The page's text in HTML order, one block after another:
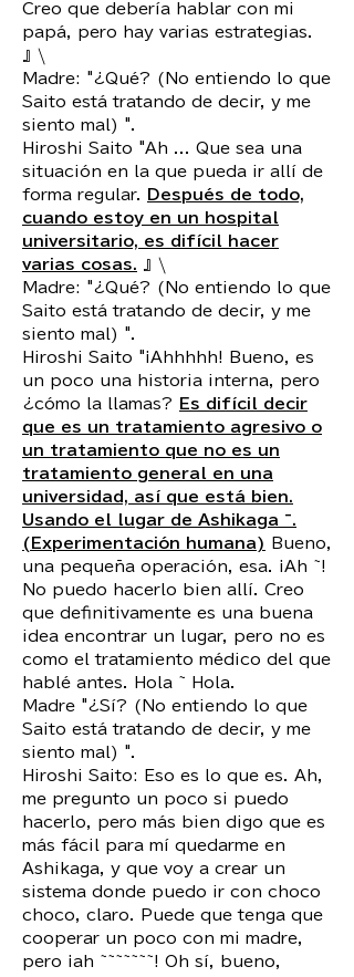
Creo que debería hablar con mi
papá, pero hay varias estrategias.
』\
Madre: "¿Qué? (No entiendo lo que
Saito está tratando de decir, y me
siento mal) ".
Hiroshi Saito "Ah ... Que sea una
situación en la que pueda ir allí de
forma regular.
Después de todo,
cuando estoy en un hospital
universitario, es difícil hacer
varias cosas. 』\
Madre: "¿Qué? (No entiendo lo que
Saito está tratando de decir, y me
siento mal) ".
Hiroshi Saito "¡Ahhhhh! Bueno, es
un poco una historia interna, pero
¿cómo la llamas?
Es difícil decir
que es un tratamiento agresivo o
un tratamiento que no es un
tratamiento general en una
universidad, así que está bien.
Usando el lugar de Ashikaga ~.
(Experimentación humana)
Bueno,
una pequeña operación, esa. ¡Ah ~!
No puedo hacerlo bien allí. Creo
que definitivamente es una buena
idea encontrar un lugar, pero no es
como el tratamiento médico del que
hablé antes. Hola ~ Hola.
Madre "¿Sí? (No entiendo lo que
Saito está tratando de decir, y me
siento mal) ".
Hiroshi Saito: Eso es lo que es. Ah,
me pregunto un poco si puedo
hacerlo, pero más bien digo que es
más fácil para mí quedarme en
Ashikaga, y que voy a crear un
sistema donde puedo ir con choco
choco, claro. Puede que tenga que
cooperar un poco con mi madre,
pero ¡ah ~~~~~~~! Oh sí, bueno,